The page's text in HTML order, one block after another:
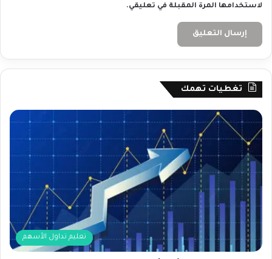
لاستخدامها المرة المقبلة في تعليقي.
تغطيات تهمك
تعليم تداول الأسهم